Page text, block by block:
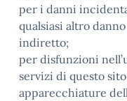
per i danni
qualsiasi altro
indiretto;
per disfunzioni
servizi di questo
apparecchiature